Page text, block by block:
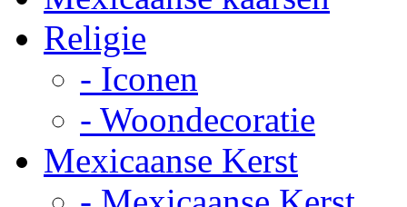
Religie
- Iconen
- Woondecoratie
Mexicaanse Kerst